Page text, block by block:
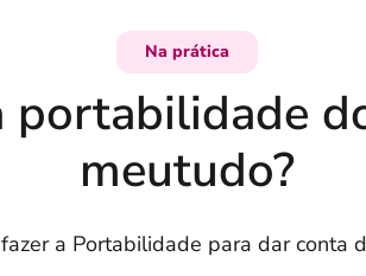
Na prática
portabilidade
meutudo?
a Portabilidade para dar conta